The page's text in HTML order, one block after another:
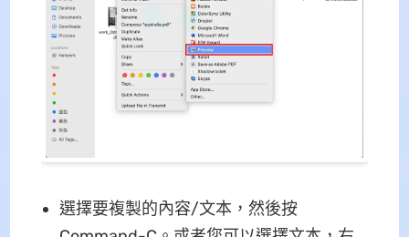
選擇要複製的內容/文本，然後按